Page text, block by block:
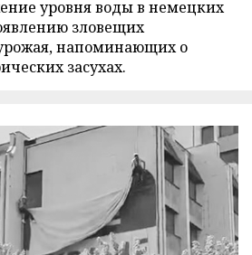
уровня воды в немецких
зловещих
напоминающих о
засухах.